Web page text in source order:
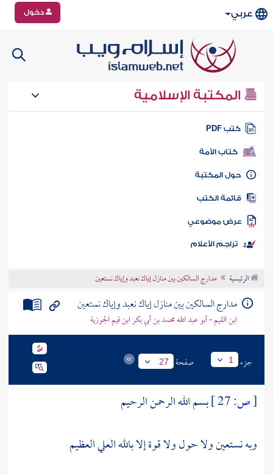
عربي دخول
المكتبة الإسلامية
كتب PDF
كتاب الأمة
المكتبة
الكتب
موضوعي
تراجم الأعلام
الرئيسية مدارج السالكين بين منازل إياك نعبد وإياك نستعين
مدارج السالكين بين منازل إياك نعبد وإياك نستعين
ابن القيم - أبو عبد الله محمد بن أبي بكر ابن قيم الجوزية
جزء 1 صفحة 27
[ص:
بسم الله الرحمن الرحيم
وبه نستعين ولا حول ولا قوة إلا بالله العلي العظيم